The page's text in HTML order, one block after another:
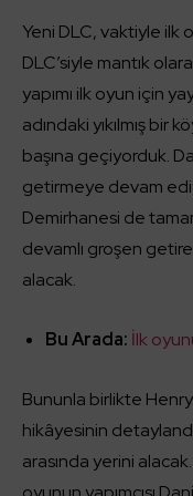
Yeni DLC, vaktiyle ilk
DLC’siyle mantık
yapımı ilk oyun için
adındaki yıkılmış bir
başına geçiyorduk.
getirmeye devam
Demirhanesi de
devamlı groşen
alacak.
Bu Arada: İlk
Bununla birlikte
hikâyesinin
arasında yerini